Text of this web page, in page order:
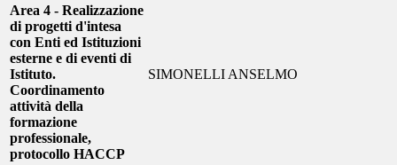
Area 4 - Realizzazione
di progetti d'intesa
con Enti ed Istituzioni
esterne e di eventi di
Istituto.
Coordinamento
attività della
formazione
professionale,
protocollo HACCP
SIMONELLI ANSELMO